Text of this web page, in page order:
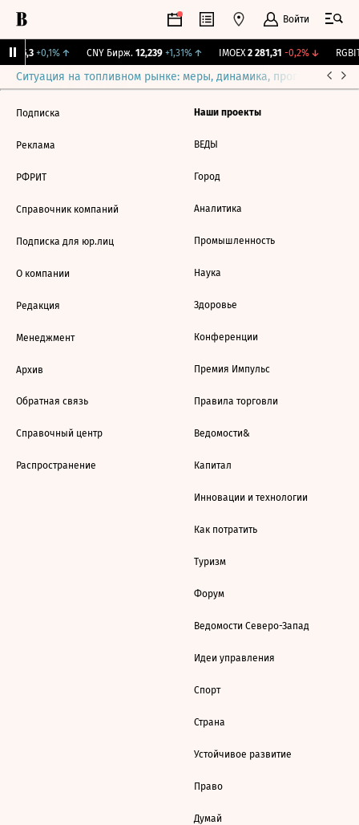
Войти
115,3 +0,1%↑ CNY Бирж. 12,239 +1,31%↑ IMOEX 2 281,31 -0,2%↓
Ситуация на топливном рынке: меры, динамика, прогнозы
Подписка
Реклама
РФРИТ
Справочник компаний
Подписка для юр.лиц
О компании
Редакция
Менеджмент
Архив
Обратная связь
Справочный центр
Распространение
Наши проекты
ВЕДЫ
Город
Аналитика
Промышленность
Наука
Здоровье
Конференции
Премия Импульс
Правила торговли
Ведомости&
Капитал
Инновации и технологии
Как потратить
Туризм
Форум
Ведомости Северо-Запад
Идеи управления
Спорт
Страна
Устойчивое развитие
Право
Думай